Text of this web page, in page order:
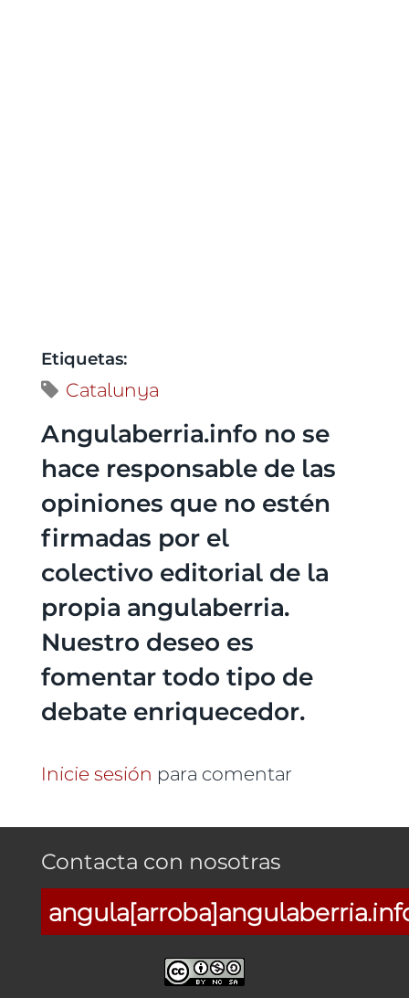
Etiquetas:
Catalunya
Angulaberria.info no se
hace responsable de las
opiniones que no estén
firmadas por el
colectivo editorial de la
propia angulaberria.
Nuestro deseo es
fomentar todo tipo de
debate enriquecedor.
Inicie sesión para comentar
Contacta con nosotras